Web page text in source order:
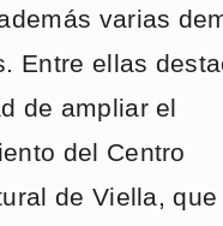
varias
Entre ellas
de ampliar el
del Centro
de Viella, que